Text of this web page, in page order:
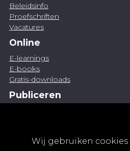
Wij gebruiken
Beleidsinfo
Proefschriften
Vacatures
Online
E-learnings
E-books
Gratis-downloads
Publiceren
Abonnementen